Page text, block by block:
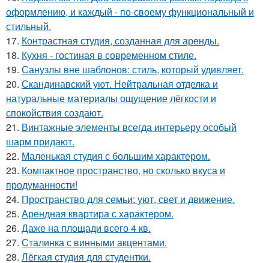
оформлению, и каждый - по-своему функциональный и
стильный.
17. Контрастная студия, созданная для аренды.
18. Кухня - гостиная в современном стиле.
19. Санузлы вне шаблонов: стиль, который удивляет.
20. Скандинавский уют. Нейтральная отделка и
натуральные материалы ощущение лёгкости и
спокойствия создают.
21. Винтажные элементы всегда интерьеру особый
шарм придают.
22. Маленькая студия с большим характером.
23. Компактное пространство, но сколько вкуса и
продуманности!
24. Пространство для семьи: уют, свет и движение.
25. Арендная квартира с характером.
26. Даже на площади всего 4 кв.
27. Сталинка с винными акцентами.
28. Лёгкая студия для студентки.